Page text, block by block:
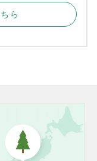
ら